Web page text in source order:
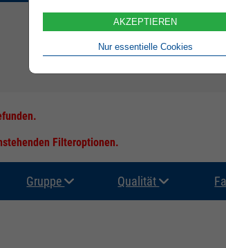
Filteroptionen.
Gruppe Qualität
AKZEPTIEREN
Nur essentielle Cookies